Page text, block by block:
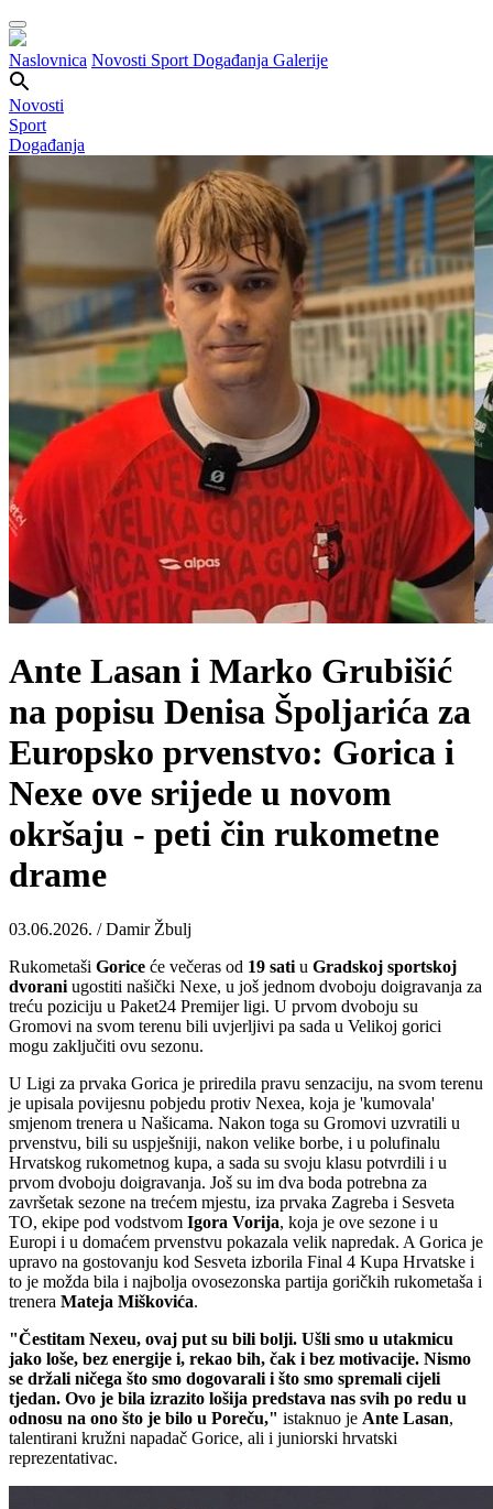
Naslovnica Novosti Sport Događanja Galerije
Novosti
Sport
Događanja
Ante Lasan i Marko Grubišić
na popisu Denisa Špoljarića za
Europsko prvenstvo: Gorica i
Nexe ove srijede u novom
okršaju - peti čin rukometne
drame
03.06.2026. / Damir Žbulj
Rukometaši Gorice će večeras od 19 sati u Gradskoj sportskoj
dvorani ugostiti našički Nexe, u još jednom dvoboju doigravanja za
treću poziciju u Paket24 Premijer ligi. U prvom dvoboju su
Gromovi na svom terenu bili uvjerljivi pa sada u Velikoj gorici
mogu zaključiti ovu sezonu.
U Ligi za prvaka Gorica je priredila pravu senzaciju, na svom terenu
je upisala povijesnu pobjedu protiv Nexea, koja je 'kumovala'
smjenom trenera u Našicama. Nakon toga su Gromovi uzvratili u
prvenstvu, bili su uspješniji, nakon velike borbe, i u polufinalu
Hrvatskog rukometnog kupa, a sada su svoju klasu potvrdili i u
prvom dvoboju doigravanja. Još su im dva boda potrebna za
završetak sezone na trećem mjestu, iza prvaka Zagreba i Sesveta
TO, ekipe pod vodstvom Igora Vorija, koja je ove sezone i u
Europi i u domaćem prvenstvu pokazala velik napredak. A Gorica je
upravo na gostovanju kod Sesveta izborila Final 4 Kupa Hrvatske i
to je možda bila i najbolja ovosezonska partija goričkih rukometaša i
trenera Mateja Miškovića.
"Čestitam Nexeu, ovaj put su bili bolji. Ušli smo u utakmicu
jako loše, bez energije i, rekao bih, čak i bez motivacije. Nismo
se držali ničega što smo dogovarali i što smo spremali cijeli
tjedan. Ovo je bila izrazito lošija predstava nas svih po redu u
odnosu na ono što je bilo u Poreču," istaknuo je Ante Lasan,
talentirani kružni napadač Gorice, ali i juniorski hrvatski
reprezentativac.